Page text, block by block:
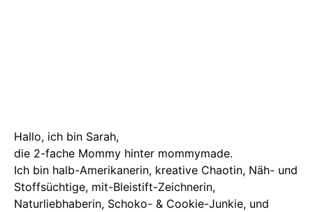
Hallo, ich bin Sarah,
die 2-fache Mommy hinter mommymade.
Ich bin halb-Amerikanerin, kreative Chaotin, Näh- und
Stoffsüchtige, mit-Bleistift-Zeichnerin,
Naturliebhaberin, Schoko- & Cookie-Junkie, und